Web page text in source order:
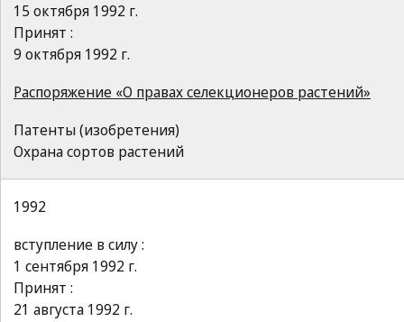
15 октября 1992 г.
Принят :
9 октября 1992 г.
Распоряжение «О правах селекционеров растений»
Патенты (изобретения)
Охрана сортов растений
1992
вступление в силу :
1 сентября 1992 г.
Принят :
21 августа 1992 г.